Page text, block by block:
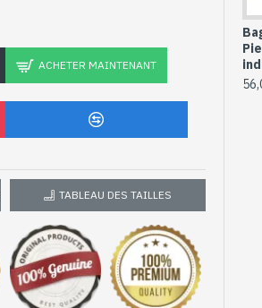
ACHETER MAINTENANT
TABLEAU DES TAILLES